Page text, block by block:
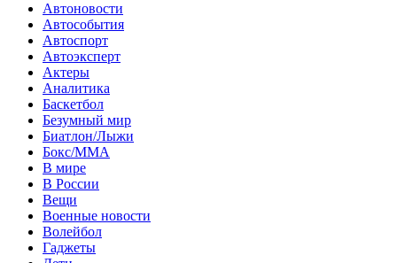
Автоновости
Автособытия
Автоспорт
Автоэксперт
Актеры
Аналитика
Баскетбол
Безумный мир
Биатлон/Лыжи
Бокс/MMA
В мире
В России
Вещи
Военные новости
Волейбол
Гаджеты